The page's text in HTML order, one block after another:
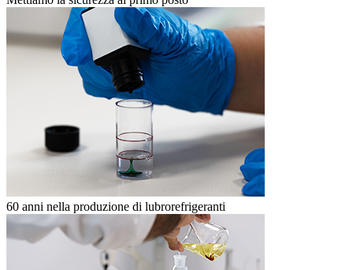
60 anni nella produzione di lubrorefrigeranti